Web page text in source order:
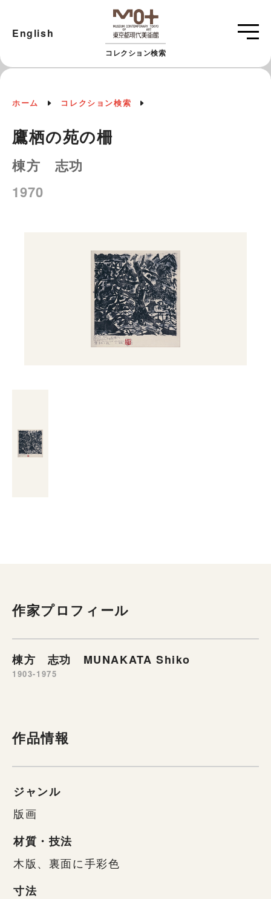
コレクション検索
English
ホーム コレクション検索
鷹栖の苑の柵
棟方 志功
1970
作家プロフィール
棟方 志功 MUNAKATA Shiko
1903-1975
作品情報
ジャンル
版画
材質・技法
木版、裏面に手彩色
寸法